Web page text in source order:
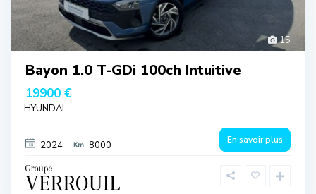
15
Bayon 1.0 T-GDi 100ch Intuitive
19900 €
HYUNDAI
2024 8000 En savoir plus